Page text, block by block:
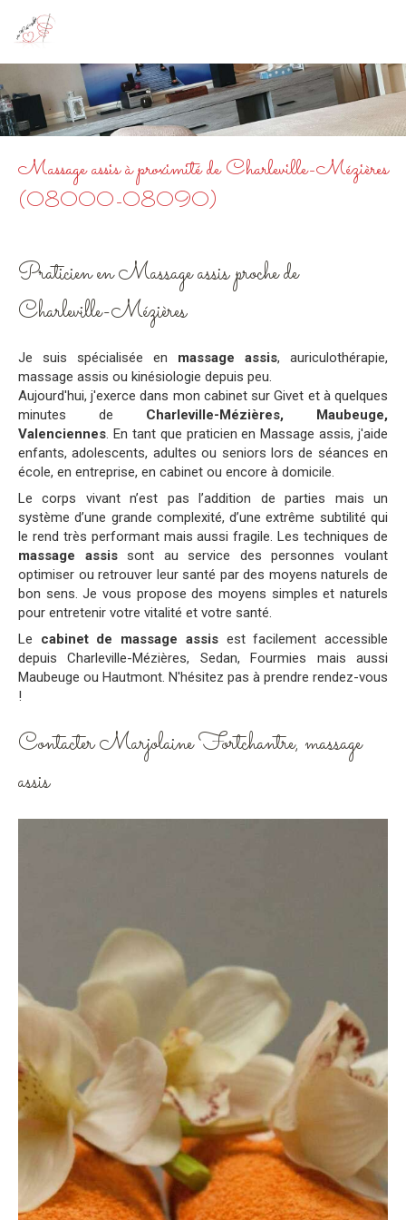
Massage assis à proximité de Charleville-Mézières
(08000-08090)
Praticien en Massage assis proche de
Charleville-Mézières
Je suis spécialisée en massage assis, auriculothérapie,
massage assis ou kinésiologie depuis peu.
Aujourd'hui, j'exerce dans mon cabinet sur Givet et à quelques
minutes de Charleville-Mézières, Maubeuge,
Valenciennes. En tant que praticien en Massage assis, j'aide
enfants, adolescents, adultes ou seniors lors de séances en
école, en entreprise, en cabinet ou encore à domicile.
Le corps vivant n’est pas l’addition de parties mais un
système d’une grande complexité, d’une extrême subtilité qui
le rend très performant mais aussi fragile. Les techniques de
massage assissont au service des personnes voulant
optimiser ou retrouver leur santé par des moyens naturels de
bon sens. Je vous propose des moyens simples et naturels
pour entretenir votre vitalité et votre santé.
Le cabinet de massage assisest facilement accessible
depuis Charleville-Mézières, Sedan, Fourmies mais aussi
Maubeuge ou Hautmont. N'hésitez pas à prendre rendez-vous
!
Contacter Marjolaine Fortchantre, massage
assis